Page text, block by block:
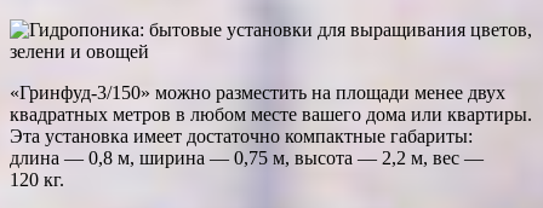
«Гринфуд-3/150» можно разместить на площади менее двух
квадратных метров в любом месте вашего дома или квартиры.
Эта установка имеет достаточно компактные габариты:
длина — 0,8 м, ширина — 0,75 м, высота — 2,2 м, вес —
120 кг.